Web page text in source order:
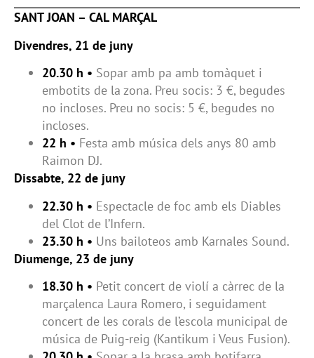
SANT JOAN – CAL MARÇAL
Divendres, 21 de juny
20.30 h • Sopar amb pa amb tomàquet i
embotits de la zona. Preu socis: 3 €, begudes
no incloses. Preu no socis: 5 €, begudes no
incloses.
22 h • Festa amb música dels anys 80 amb
Raimon DJ.
Dissabte, 22 de juny
22.30 h • Espectacle de foc amb els Diables
del Clot de l’Infern.
23.30 h • Uns bailoteos amb Karnales Sound.
Diumenge, 23 de juny
18.30 h • Petit concert de violí a càrrec de la
marçalenca Laura Romero, i seguidament
concert de les corals de l’escola municipal de
música de Puig-reig (Kantikum i Veus Fusion).